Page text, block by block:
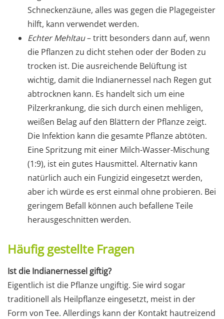
Schneckenzäune, alles was gegen die Plagegeister
hilft, kann verwendet werden.
Echter Mehltau– tritt besonders dann auf, wenn
die Pflanzen zu dicht stehen oder der Boden zu
trocken ist. Die ausreichende Belüftung ist
wichtig, damit die Indianernessel nach Regen gut
abtrocknen kann. Es handelt sich um eine
Pilzerkrankung, die sich durch einen mehligen,
weißen Belag auf den Blättern der Pflanze zeigt.
Die Infektion kann die gesamte Pflanze abtöten.
Eine Spritzung mit einer Milch-Wasser-Mischung
(1:9), ist ein gutes Hausmittel. Alternativ kann
natürlich auch ein Fungizid eingesetzt werden,
aber ich würde es erst einmal ohne probieren. Bei
geringem Befall können auch befallene Teile
herausgeschnitten werden.
Häufig gestellte Fragen
Ist die Indianernessel giftig?
Eigentlich ist die Pflanze ungiftig. Sie wird sogar
traditionell als Heilpflanze eingesetzt, meist in der
Form von Tee. Allerdings kann der Kontakt hautreizend